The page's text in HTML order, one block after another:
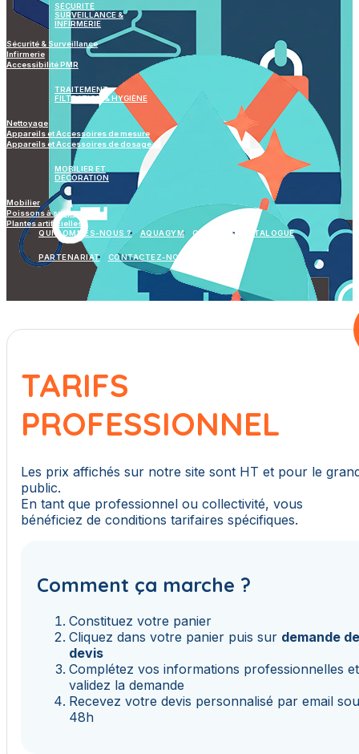
SÉCURITÉ
SURVEILLANCE &
INFIRMERIE
Sécurité & Surveillance
Infirmerie
Accessibilité PMR
TRAITEMENT
FILTRATION & HYGIÈNE
Nettoyage
Appareils et Accessoires de mesure
Appareils et Accessoires de dosage
MOBILIER ET
DECORATION
Mobilier
Poissons à suspendre
Plantes artificielles
QUI SOMMES-NOUS ?
AQUAGYM GALERIES CATALOGUE
PARTENARIAT CONTACTEZ-NOUS
TARIFS
PROFESSIONNEL
Les prix affichés sur notre site sont HT et pour le
public.
En tant que professionnel ou collectivité, vous
bénéficiez de conditions tarifaires spécifiques.
Comment ça marche ?
Constituez votre panier
Cliquez dans votre panier puis sur demande
devis
Complétez vos informations professionnelles et
validez la demande
Recevez votre devis personnalisé par email
48h